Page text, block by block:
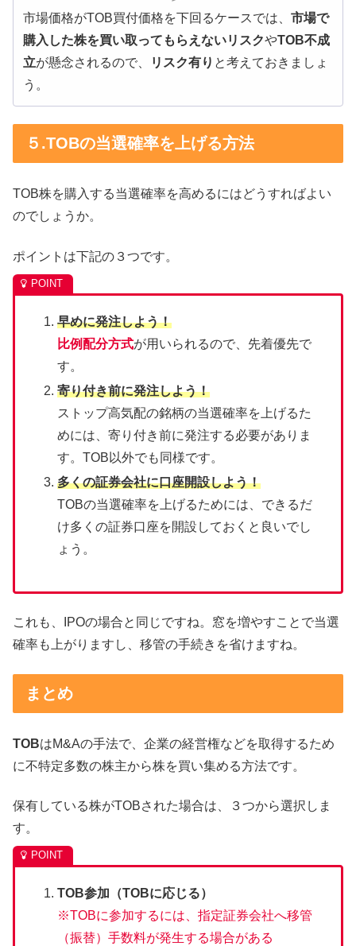
市場価格がTOB買付価格を下回るケースでは、 市場で
購入した株を買い取ってもらえないリスクやTOB不成
立が懸念されるので、 リスク有り と考えておきましょ
う。
５.TOBの当選確率を上げる方法
TOB株を購入する当選確率を高めるにはどうすればよい
のでしょうか。
ポイントは下記の３つです。
早めに発注しよう！
比例配分方式が用いられるので、先着優先で
す。
寄り付き前に発注しよう！
ストップ高気配の銘柄の当選確率を上げるた
めには、寄り付き前に発注する必要がありま
す。TOB以外でも同様です。
多くの証券会社に口座開設しよう！
TOBの当選確率を上げるためには、できるだ
け多くの証券口座を開設しておくと良いでし
ょう。
これも、IPOの場合と同じですね。窓を増やすことで当選
確率も上がりますし、移管の手続きを省けますね。
まとめ
TOBはM&Aの手法で、企業の経営権などを取得するため
に不特定多数の株主から株を買い集める方法です。
保有している株がTOBされた場合は、３つから選択しま
す。
TOB参加（TOBに応じる）
※TOBに参加するには、指定証券会社へ移管
（振替）手数料が発生する場合がある